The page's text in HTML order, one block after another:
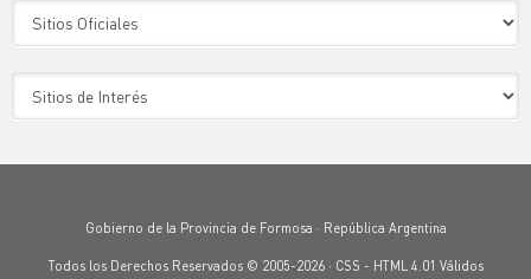
Gobierno de la Provincia de Formosa · República Argentina
Todos los Derechos Reservados © 2005-2026 · CSS - HTML 4.01 Válidos